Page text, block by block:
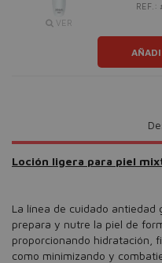
VER
REF.:
Loción ligera para piel
La línea de cuidado antiedad
prepara y nutre la piel de
proporcionando hidratación,
como minimizando y